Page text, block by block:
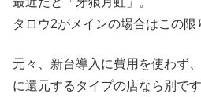
タロウ2がメインの場合はこの限
元々、新台導入に費用を使わず
に還元するタイプの店なら別です